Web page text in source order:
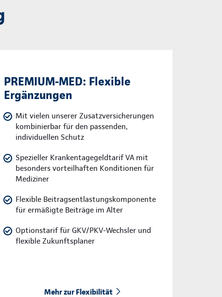
PREMIUM-MED: Flexible
Ergänzungen
Mit vielen unserer Zusatzversicherungen
kombinierbar für den passenden,
individuellen Schutz
Spezieller Krankentagegeldtarif VA mit
besonders vorteilhaften Konditionen für
Mediziner
Flexible Beitragsentlastungskomponente
für ermäßigte Beiträge im Alter
Optionstarif für GKV/PKV-Wechsler und
flexible Zukunftsplaner
Mehr zur Flexibilität